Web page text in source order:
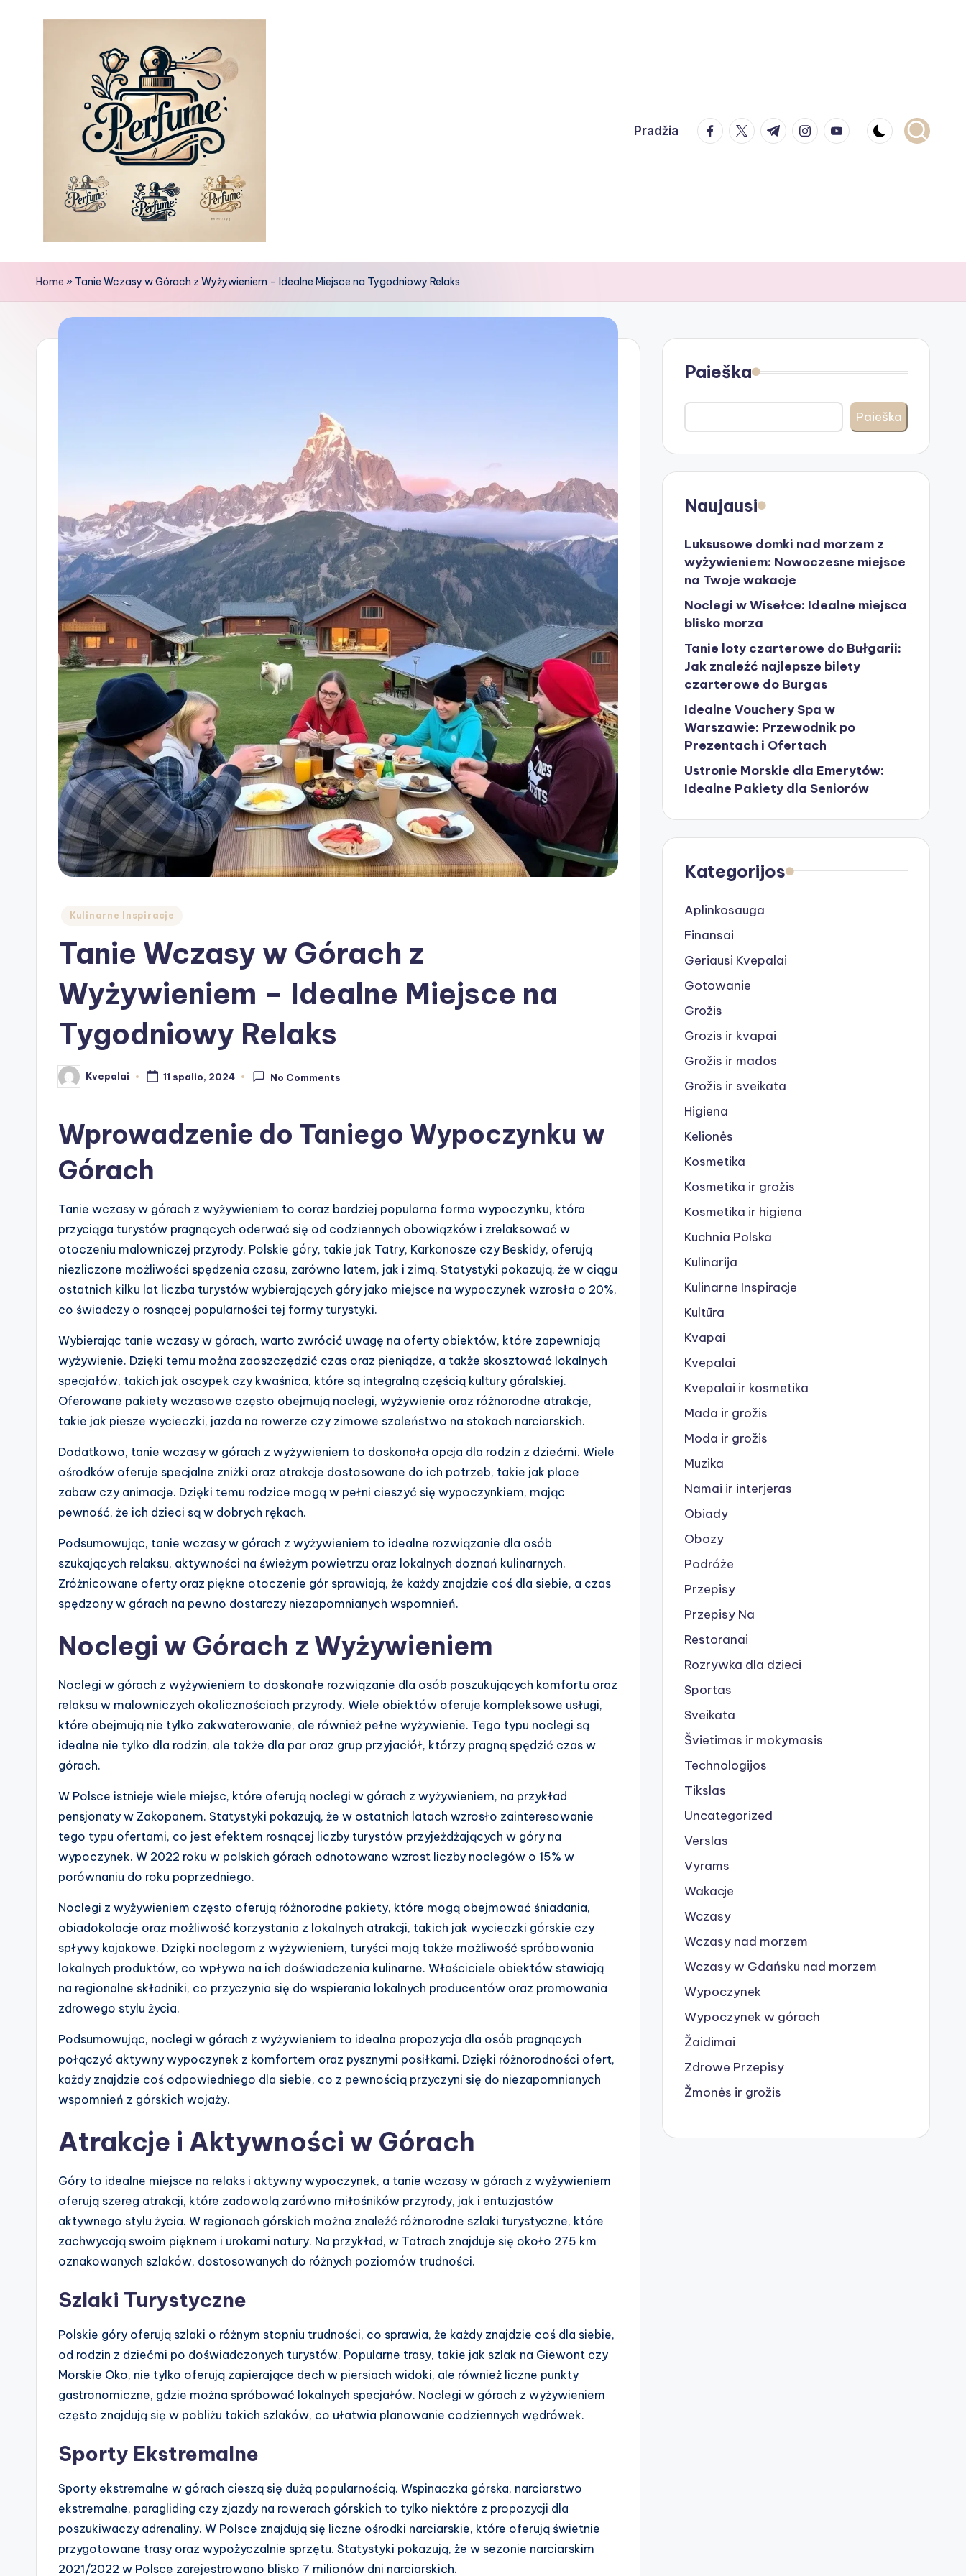
Pradžia facebook.com
twitter.com
t.me instagram.com
youtube.com
Home » Tanie Wczasy w Górach z Wyżywieniem – Idealne Miejsce na Tygodniowy Relaks
Posted
Kulinarne Inspiracje
Tanie Wczasy w Górach z
Wyżywieniem – Idealne Miejsce na
Tygodniowy Relaks
Posted
by
Kvepalai 11 spalio, 2024 No Comments
Wprowadzenie do Taniego Wypoczynku w
Górach
Tanie wczasy w górach z wyżywieniem to coraz bardziej popularna forma wypoczynku, która
przyciąga turystów pragnących oderwać się od codziennych obowiązków i zrelaksować w
otoczeniu malowniczej przyrody. Polskie góry, takie jak Tatry, Karkonosze czy Beskidy, oferują
niezliczone możliwości spędzenia czasu, zarówno latem, jak i zimą. Statystyki pokazują, że w ciągu
ostatnich kilku lat liczba turystów wybierających góry jako miejsce na wypoczynek wzrosła o 20%,
co świadczy o rosnącej popularności tej formy turystyki.
Wybierając tanie wczasy w górach, warto zwrócić uwagę na oferty obiektów, które zapewniają
wyżywienie. Dzięki temu można zaoszczędzić czas oraz pieniądze, a także skosztować lokalnych
specjałów, takich jak oscypek czy kwaśnica, które są integralną częścią kultury góralskiej.
Oferowane pakiety wczasowe często obejmują noclegi, wyżywienie oraz różnorodne atrakcje,
takie jak piesze wycieczki, jazda na rowerze czy zimowe szaleństwo na stokach narciarskich.
Dodatkowo, tanie wczasy w górach z wyżywieniem to doskonała opcja dla rodzin z dziećmi. Wiele
ośrodków oferuje specjalne zniżki oraz atrakcje dostosowane do ich potrzeb, takie jak place
zabaw czy animacje. Dzięki temu rodzice mogą w pełni cieszyć się wypoczynkiem, mając
pewność, że ich dzieci są w dobrych rękach.
Podsumowując, tanie wczasy w górach z wyżywieniem to idealne rozwiązanie dla osób
szukających relaksu, aktywności na świeżym powietrzu oraz lokalnych doznań kulinarnych.
Zróżnicowane oferty oraz piękne otoczenie gór sprawiają, że każdy znajdzie coś dla siebie, a czas
spędzony w górach na pewno dostarczy niezapomnianych wspomnień.
Noclegi w Górach z Wyżywieniem
Noclegi w górach z wyżywieniem to doskonałe rozwiązanie dla osób poszukujących komfortu oraz
relaksu w malowniczych okolicznościach przyrody. Wiele obiektów oferuje kompleksowe usługi,
które obejmują nie tylko zakwaterowanie, ale również pełne wyżywienie. Tego typu noclegi są
idealne nie tylko dla rodzin, ale także dla par oraz grup przyjaciół, którzy pragną spędzić czas w
górach.
W Polsce istnieje wiele miejsc, które oferują noclegi w górach z wyżywieniem, na przykład
pensjonaty w Zakopanem. Statystyki pokazują, że w ostatnich latach wzrosło zainteresowanie
tego typu ofertami, co jest efektem rosnącej liczby turystów przyjeżdżających w góry na
wypoczynek. W 2022 roku w polskich górach odnotowano wzrost liczby noclegów o 15% w
porównaniu do roku poprzedniego.
Noclegi z wyżywieniem często oferują różnorodne pakiety, które mogą obejmować śniadania,
obiadokolacje oraz możliwość korzystania z lokalnych atrakcji, takich jak wycieczki górskie czy
spływy kajakowe. Dzięki noclegom z wyżywieniem, turyści mają także możliwość spróbowania
lokalnych produktów, co wpływa na ich doświadczenia kulinarne. Właściciele obiektów stawiają
na regionalne składniki, co przyczynia się do wspierania lokalnych producentów oraz promowania
zdrowego stylu życia.
Podsumowując, noclegi w górach z wyżywieniem to idealna propozycja dla osób pragnących
połączyć aktywny wypoczynek z komfortem oraz pysznymi posiłkami. Dzięki różnorodności ofert,
każdy znajdzie coś odpowiedniego dla siebie, co z pewnością przyczyni się do niezapomnianych
wspomnień z górskich wojaży.
Atrakcje i Aktywności w Górach
Góry to idealne miejsce na relaks i aktywny wypoczynek, a tanie wczasy w górach z wyżywieniem
oferują szereg atrakcji, które zadowolą zarówno miłośników przyrody, jak i entuzjastów
aktywnego stylu życia. W regionach górskich można znaleźć różnorodne szlaki turystyczne, które
zachwycają swoim pięknem i urokami natury. Na przykład, w Tatrach znajduje się około 275 km
oznakowanych szlaków, dostosowanych do różnych poziomów trudności.
Szlaki Turystyczne
Polskie góry oferują szlaki o różnym stopniu trudności, co sprawia, że każdy znajdzie coś dla siebie,
od rodzin z dziećmi po doświadczonych turystów. Popularne trasy, takie jak szlak na Giewont czy
Morskie Oko, nie tylko oferują zapierające dech w piersiach widoki, ale również liczne punkty
gastronomiczne, gdzie można spróbować lokalnych specjałów. Noclegi w górach z wyżywieniem
często znajdują się w pobliżu takich szlaków, co ułatwia planowanie codziennych wędrówek.
Sporty Ekstremalne
Sporty ekstremalne w górach cieszą się dużą popularnością. Wspinaczka górska, narciarstwo
ekstremalne, paragliding czy zjazdy na rowerach górskich to tylko niektóre z propozycji dla
poszukiwaczy adrenaliny. W Polsce znajdują się liczne ośrodki narciarskie, które oferują świetnie
przygotowane trasy oraz wypożyczalnie sprzętu. Statystyki pokazują, że w sezonie narciarskim
2021/2022 w Polsce zarejestrowano blisko 7 milionów dni narciarskich.
Paieška
Paieška
Naujausi
Luksusowe domki nad morzem z
wyżywieniem: Nowoczesne miejsce
na Twoje wakacje
Noclegi w Wisełce: Idealne miejsca
blisko morza
Tanie loty czarterowe do Bułgarii:
Jak znaleźć najlepsze bilety
czarterowe do Burgas
Idealne Vouchery Spa w
Warszawie: Przewodnik po
Prezentach i Ofertach
Ustronie Morskie dla Emerytów:
Idealne Pakiety dla Seniorów
Kategorijos
Aplinkosauga
Finansai
Geriausi Kvepalai
Gotowanie
Grožis
Grozis ir kvapai
Grožis ir mados
Grožis ir sveikata
Higiena
Kelionės
Kosmetika
Kosmetika ir grožis
Kosmetika ir higiena
Kuchnia Polska
Kulinarija
Kulinarne Inspiracje
Kultūra
Kvapai
Kvepalai
Kvepalai ir kosmetika
Mada ir grožis
Moda ir grožis
Muzika
Namai ir interjeras
Obiady
Obozy
Podróże
Przepisy
Przepisy Na
Restoranai
Rozrywka dla dzieci
Sportas
Sveikata
Švietimas ir mokymasis
Technologijos
Tikslas
Uncategorized
Verslas
Vyrams
Wakacje
Wczasy
Wczasy nad morzem
Wczasy w Gdańsku nad morzem
Wypoczynek
Wypoczynek w górach
Žaidimai
Zdrowe Przepisy
Žmonės ir grožis